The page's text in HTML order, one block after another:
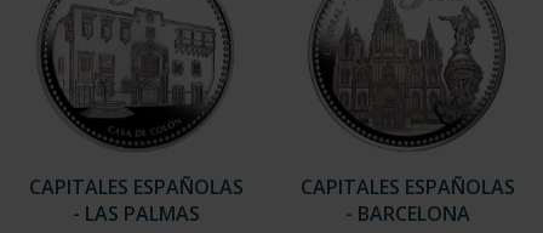
CAPITALES ESPAÑOLAS
- LAS PALMAS
CAPITALES ESPAÑOLAS
- BARCELONA